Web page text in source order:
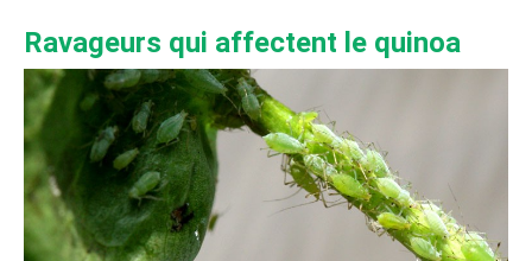
Ravageurs qui affectent le quinoa